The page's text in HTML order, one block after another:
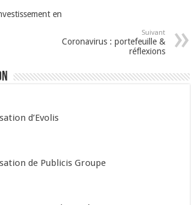
en
Suivant
Coronavirus : portefeuille &
réflexions
d’Evolis
de Publicis Groupe